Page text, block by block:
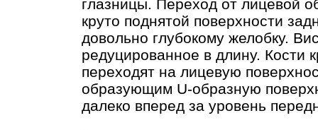
глазницы. Переход от лицевой
круто поднятой поверхности
довольно глубокому желобку.
редуцированное в длину. Кости
переходят на лицевую
образующим U-образную
далеко вперед за уровень